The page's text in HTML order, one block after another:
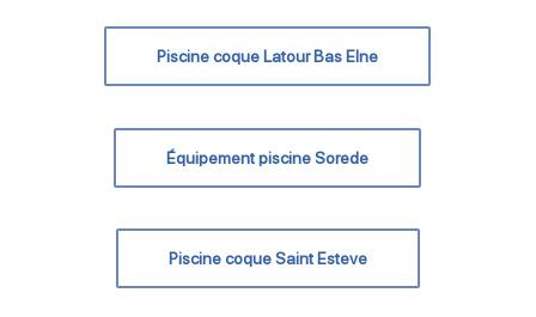
Piscine coque Latour Bas Elne
Équipement piscine Sorede
Piscine coque Saint Esteve